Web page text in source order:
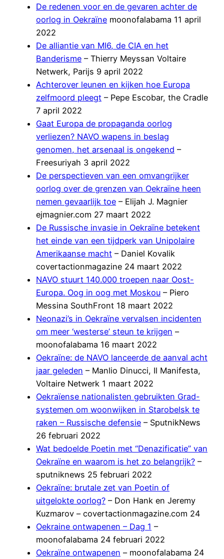
De redenen voor en de gevaren achter de
oorlog in Oekraïne moonofalabama 11 april
2022
De alliantie van MI6, de CIA en het
Banderisme – Thierry Meyssan Voltaire
Netwerk, Parijs 9 april 2022
Achterover leunen en kijken hoe Europa
zelfmoord pleegt – Pepe Escobar, the Cradle
7 april 2022
Gaat Europa de propaganda oorlog
verliezen? NAVO wapens in beslag
genomen, het arsenaal is ongekend –
Freesuriyah 3 april 2022
De perspectieven van een omvangrijker
oorlog over de grenzen van Oekraïne heen
nemen gevaarlijk toe – Elijah J. Magnier
ejmagnier.com 27 maart 2022
De Russische invasie in Oekraïne betekent
het einde van een tijdperk van Unipolaire
Amerikaanse macht – Daniel Kovalik
covertactionmagazine 24 maart 2022
NAVO stuurt 140.000 troepen naar Oost-
Europa. Oog in oog met Moskou – Piero
Messina SouthFront 18 maart 2022
Neonazi’s in Oekraïne vervalsen incidenten
om meer ‘westerse’ steun te krijgen –
moonofalabama 16 maart 2022
Oekraïne: de NAVO lanceerde de aanval acht
jaar geleden – Manlio Dinucci, Il Manifesta,
Voltaire Netwerk 1 maart 2022
Oekraïense nationalisten gebruikten Grad-
systemen om woonwijken in Starobelsk te
raken – Russische defensie – SputnikNews
26 februari 2022
Wat bedoelde Poetin met “Denazificatie” van
Oekraïne en waarom is het zo belangrijk? –
sputniknews 25 februari 2022
Oekraïne: brutale zet van Poetin of
uitgelokte oorlog? – Don Hank en Jeremy
Kuzmarov – covertactionmagazine.com 24
Oekraine ontwapenen – Dag 1 –
moonofalabama 24 februari 2022
Oekraïne ontwapenen – moonofalabama 24